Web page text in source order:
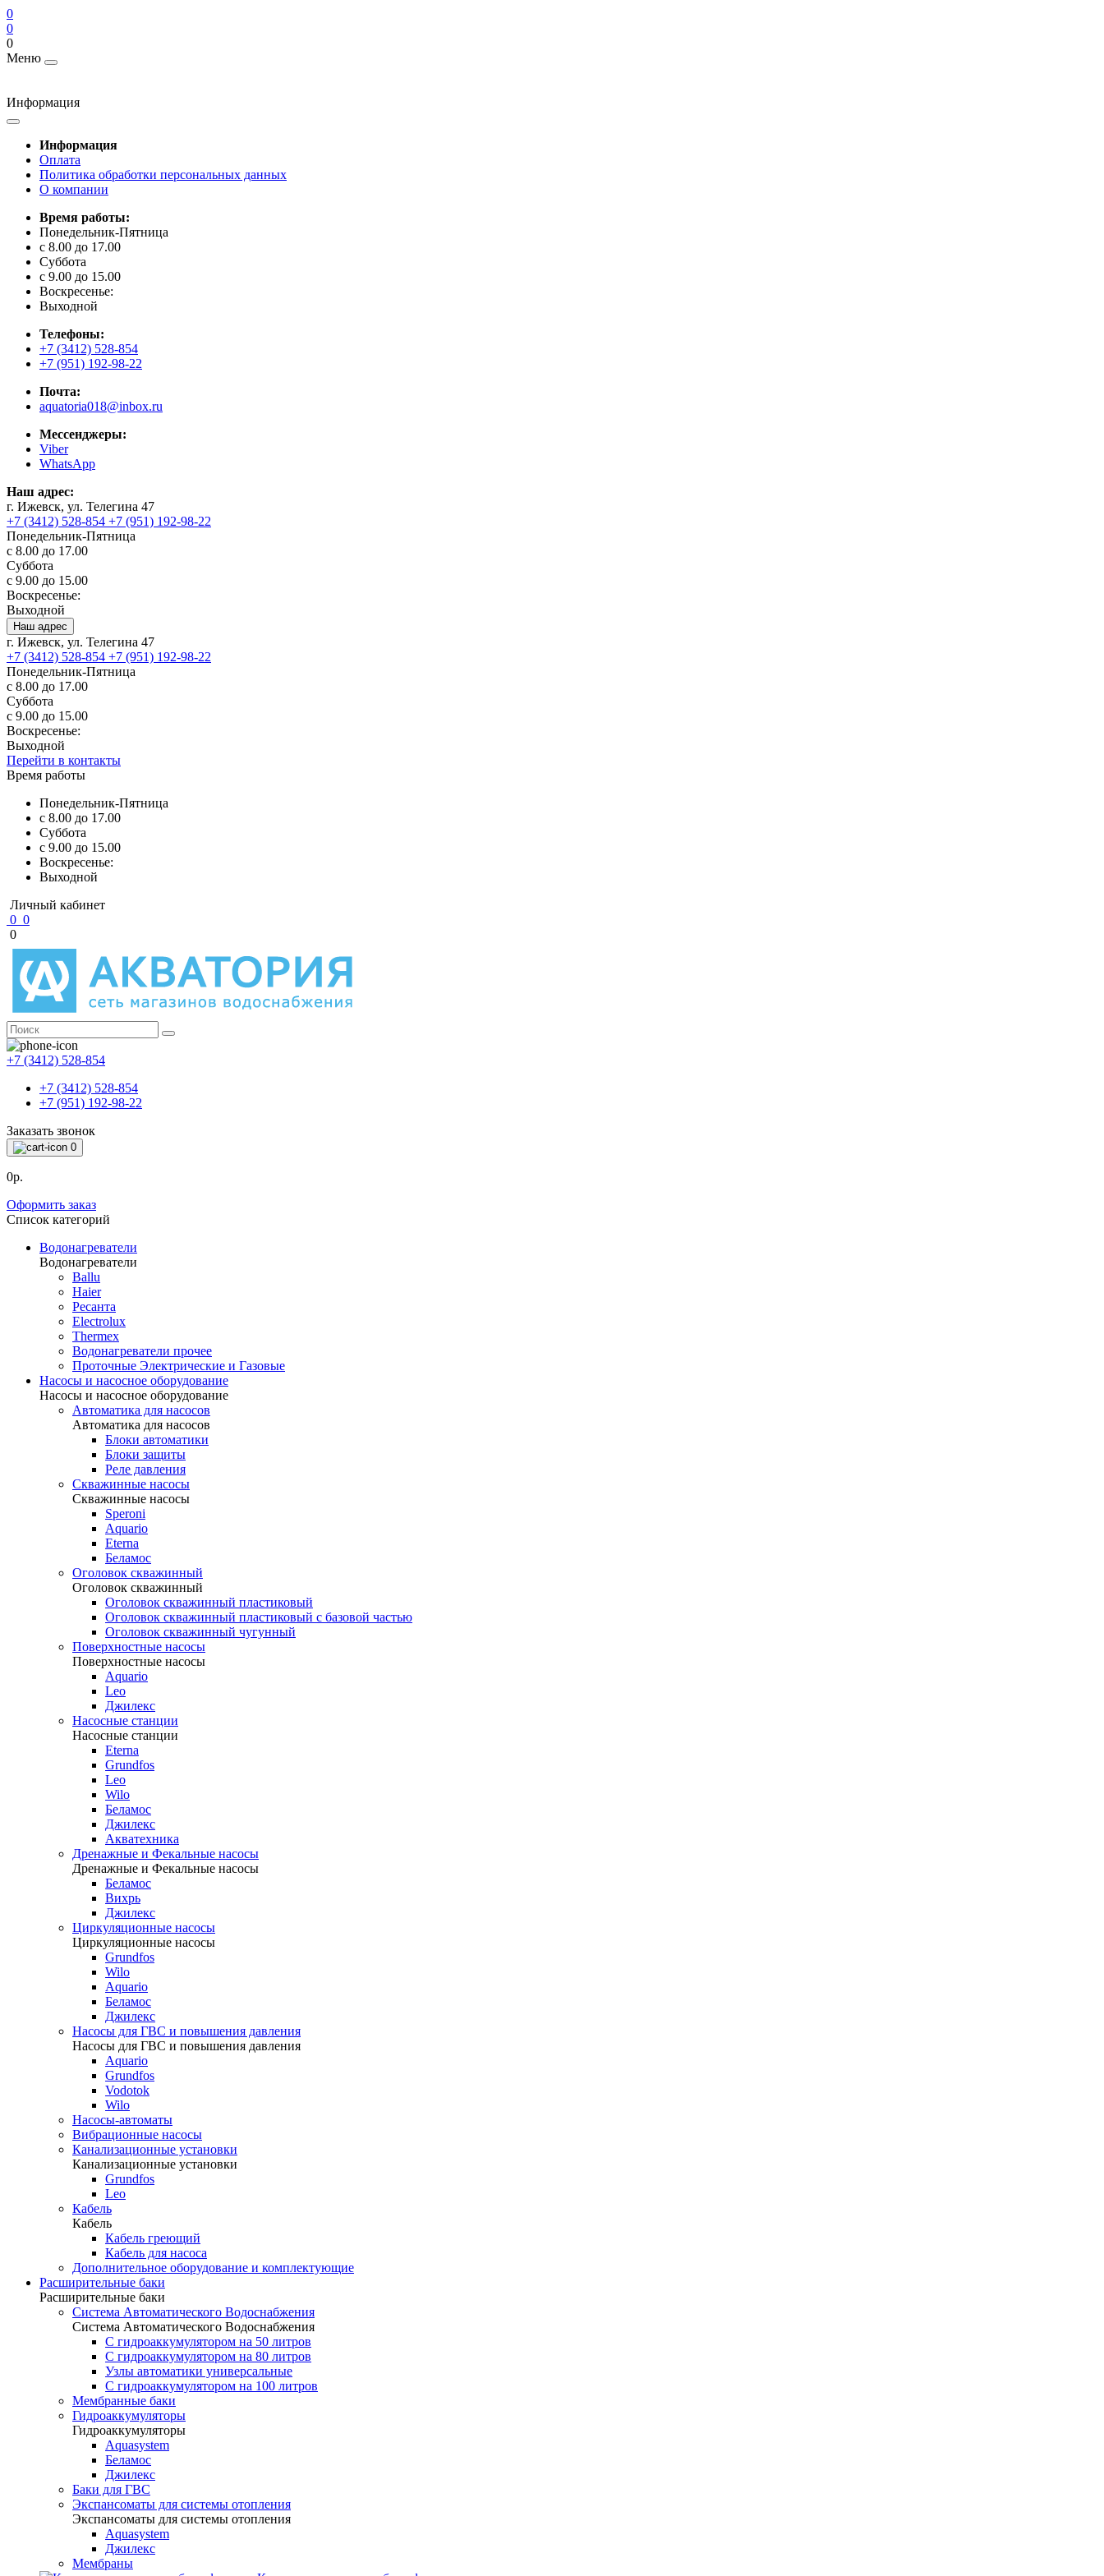
0
0
0
Меню
Информация
Информация
Оплата
Политика обработки персональных данных
О компании
Время работы:
Понедельник-Пятница
с 8.00 до 17.00
Суббота
с 9.00 до 15.00
Воскресенье:
Выходной
Телефоны:
+7 (3412) 528-854
+7 (951) 192-98-22
Почта:
aquatoria018@inbox.ru
Мессенджеры:
Viber
WhatsApp
Наш адрес:
г. Ижевск, ул. Телегина 47
+7 (3412) 528-854 +7 (951) 192-98-22
Понедельник-Пятница
с 8.00 до 17.00
Суббота
с 9.00 до 15.00
Воскресенье:
Выходной
Наш адрес
г. Ижевск, ул. Телегина 47
+7 (3412) 528-854 +7 (951) 192-98-22
Понедельник-Пятница
с 8.00 до 17.00
Суббота
с 9.00 до 15.00
Воскресенье:
Выходной
Перейти в контакты
Время работы
Понедельник-Пятница
с 8.00 до 17.00
Суббота
с 9.00 до 15.00
Воскресенье:
Выходной
Личный кабинет
0 0
0
+7 (3412) 528-854
+7 (3412) 528-854
+7 (951) 192-98-22
Заказать звонок
0
0р.
Оформить заказ
Список категорий
Водонагреватели
Водонагреватели
Ballu
Haier
Ресанта
Electrolux
Thermex
Водонагреватели прочее
Проточные Электрические и Газовые
Насосы и насосное оборудование
Насосы и насосное оборудование
Автоматика для насосов
Автоматика для насосов
Блоки автоматики
Блоки защиты
Реле давления
Скважинные насосы
Скважинные насосы
Speroni
Aquario
Eterna
Беламос
Оголовок скважинный
Оголовок скважинный
Оголовок скважинный пластиковый
Оголовок скважинный пластиковый с базовой частью
Оголовок скважинный чугунный
Поверхностные насосы
Поверхностные насосы
Aquario
Leo
Джилекс
Насосные станции
Насосные станции
Eterna
Grundfos
Leo
Wilo
Беламос
Джилекс
Акватехника
Дренажные и Фекальные насосы
Дренажные и Фекальные насосы
Беламос
Вихрь
Джилекс
Циркуляционные насосы
Циркуляционные насосы
Grundfos
Wilo
Aquario
Беламос
Джилекс
Насосы для ГВС и повышения давления
Насосы для ГВС и повышения давления
Aquario
Grundfos
Vodotok
Wilo
Насосы-автоматы
Вибрационные насосы
Канализационные установки
Канализационные установки
Grundfos
Leo
Кабель
Кабель
Кабель греющий
Кабель для насоса
Дополнительное оборудование и комплектующие
Расширительные баки
Расширительные баки
Система Автоматического Водоснабжения
Система Автоматического Водоснабжения
С гидроаккумулятором на 50 литров
С гидроаккумулятором на 80 литров
Узлы автоматики универсальные
С гидроаккумулятором на 100 литров
Мембранные баки
Гидроаккумуляторы
Гидроаккумуляторы
Aquasystem
Беламос
Джилекс
Баки для ГВС
Экспансоматы для системы отопления
Экспансоматы для системы отопления
Aquasystem
Джилекс
Мембраны